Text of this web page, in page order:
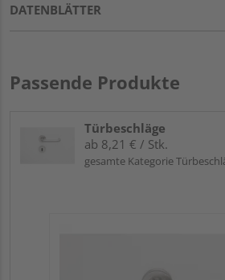
DATENBLÄTTER
Passende Produkte
Türbeschläge
ab 8,21 € / Stk.
gesamte Kategorie